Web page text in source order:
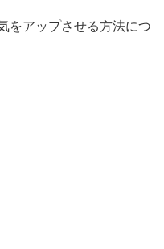
をアップさせる方法につ